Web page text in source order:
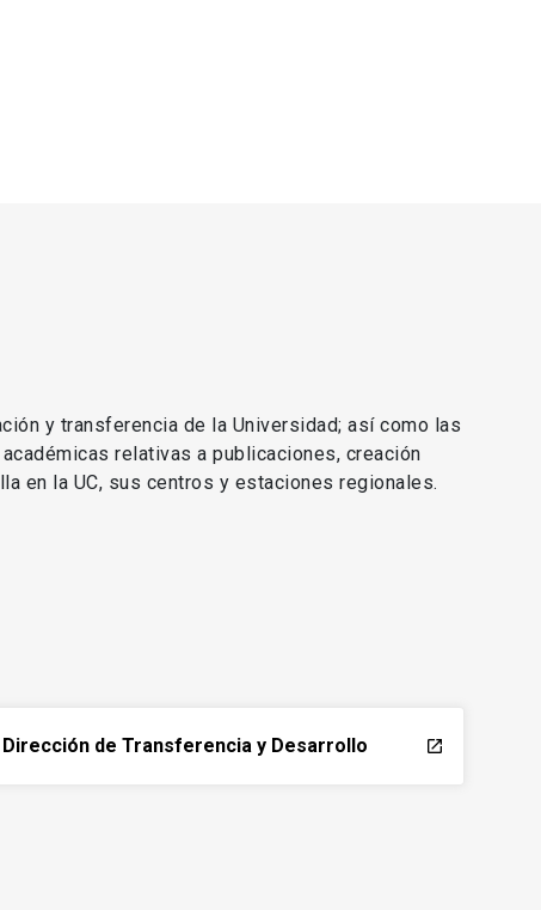
y transferencia de la Universidad; así como las
relativas a publicaciones, creación
en la UC, sus centros y estaciones regionales.
Dirección de Transferencia y Desarrollo launch